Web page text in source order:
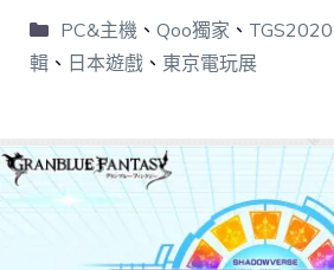
PC&主機、 Qoo獨家 、 TGS2020
輯 、 日本遊戲 、 東京電玩展